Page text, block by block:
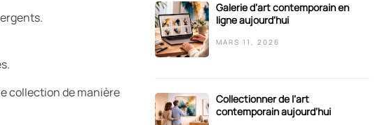
collection de manière
Galerie d’art contemporain en
ligne aujourd’hui
MARS 11, 2026
Collectionner de l’art
contemporain aujourd’hui